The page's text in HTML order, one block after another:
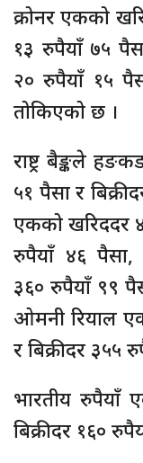
क्रोनर एकको
१३ रुपैयाँ ७५
२० रुपैयाँ १५
तोकिएको छ ।
राष्ट्र बैङ्कले
५१ पैसा र
एकको खरिददर
रुपैयाँ ४६ पैसा,
३६० रुपैयाँ ९९
ओमनी रियाल
र बिक्रीदर ३५५
भारतीय रुपैयाँ
बिक्रीदर १६०